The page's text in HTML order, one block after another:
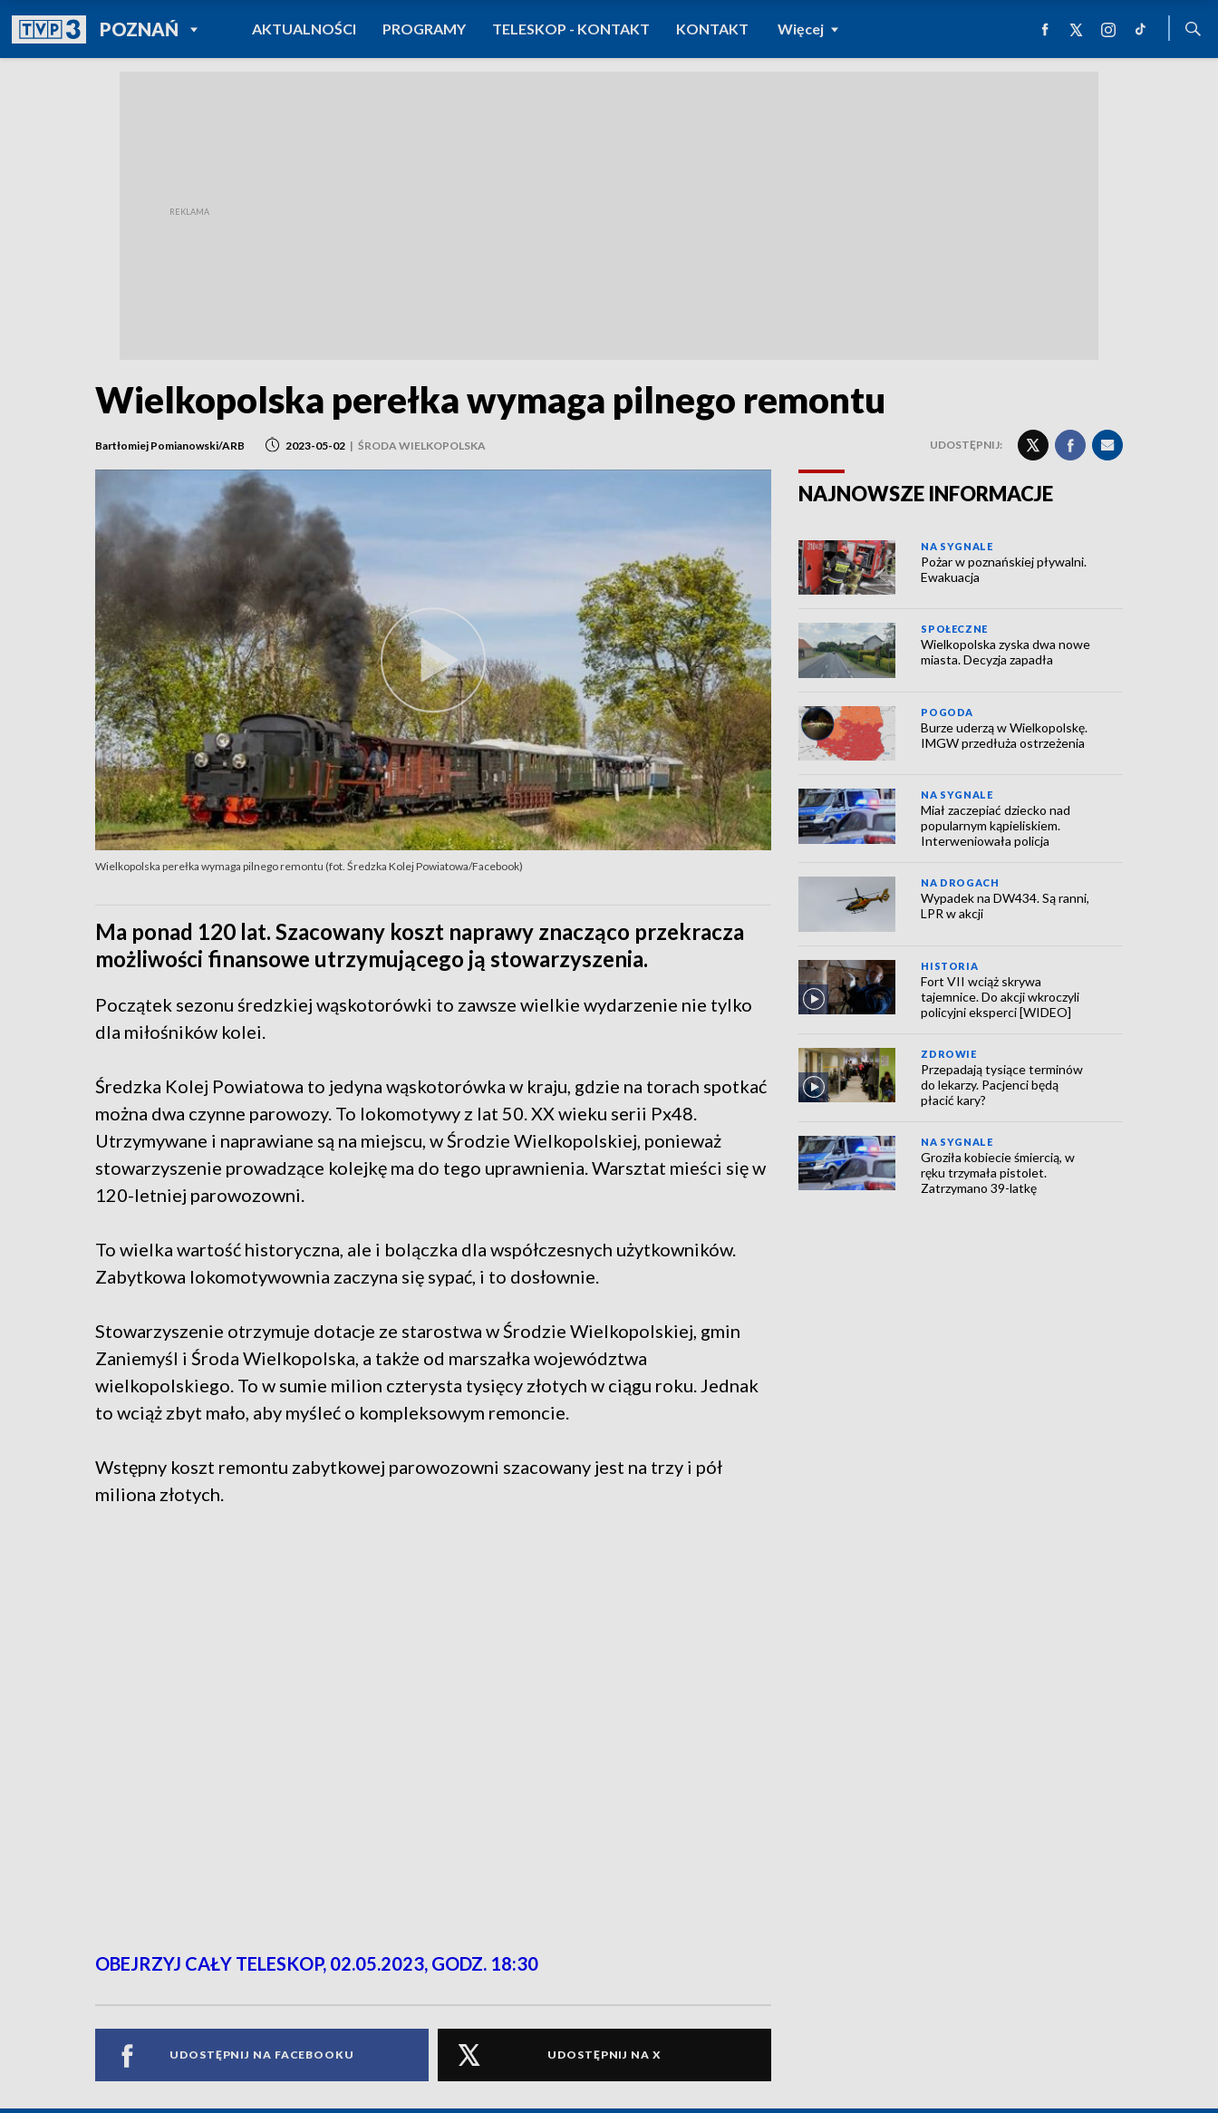
POZNAŃPOWRÓT DO
TVP REGIONY
AKTUALNOŚCI PROGRAMY TELESKOP - KONTAKT KONTAKT Więcej
Wielkopolska perełka wymaga pilnego remontu
Bartłomiej Pomianowski/ARB 2023-05-02 | ŚRODA WIELKOPOLSKA UDOSTĘPNIJ:
Wielkopolska perełka wymaga pilnego remontu (fot. Średzka Kolej Powiatowa/Facebook)
Ma ponad 120 lat. Szacowany koszt naprawy znacząco przekracza
możliwości finansowe utrzymującego ją stowarzyszenia.
Początek sezonu średzkiej wąskotorówki to zawsze wielkie wydarzenie nie tylko
dla miłośników kolei.
Średzka Kolej Powiatowa to jedyna wąskotorówka w kraju, gdzie na torach spotkać
można dwa czynne parowozy. To lokomotywy z lat 50. XX wieku serii Px48.
Utrzymywane i naprawiane są na miejscu, w Środzie Wielkopolskiej, ponieważ
stowarzyszenie prowadzące kolejkę ma do tego uprawnienia. Warsztat mieści się w
120-letniej parowozowni.
To wielka wartość historyczna, ale i bolączka dla współczesnych użytkowników.
Zabytkowa lokomotywownia zaczyna się sypać, i to dosłownie.
Stowarzyszenie otrzymuje dotacje ze starostwa w Środzie Wielkopolskiej, gmin
Zaniemyśl i Środa Wielkopolska, a także od marszałka województwa
wielkopolskiego. To w sumie milion czterysta tysięcy złotych w ciągu roku. Jednak
to wciąż zbyt mało, aby myśleć o kompleksowym remoncie.
Wstępny koszt remontu zabytkowej parowozowni szacowany jest na trzy i pół
miliona złotych.
OBEJRZYJ CAŁY TELESKOP, 02.05.2023, GODZ. 18:30
UDOSTĘPNIJ NA FACEBOOKU UDOSTĘPNIJ NA X
NAJNOWSZE INFORMACJE
NA SYGNALE
Pożar w poznańskiej pływalni.
Ewakuacja
SPOŁECZNE
Wielkopolska zyska dwa nowe
miasta. Decyzja zapadła
POGODA
Burze uderzą w Wielkopolskę.
IMGW przedłuża ostrzeżenia
NA SYGNALE
Miał zaczepiać dziecko nad
popularnym kąpieliskiem.
Interweniowała policja
NA DROGACH
Wypadek na DW434. Są ranni,
LPR w akcji
HISTORIA
Fort VII wciąż skrywa
tajemnice. Do akcji wkroczyli
policyjni eksperci [WIDEO]
ZDROWIE
Przepadają tysiące terminów
do lekarzy. Pacjenci będą
płacić kary?
NA SYGNALE
Groziła kobiecie śmiercią, w
ręku trzymała pistolet.
Zatrzymano 39-latkę